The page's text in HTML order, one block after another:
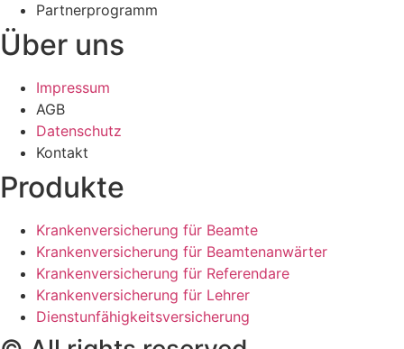
Partnerprogramm
Über uns
Impressum
AGB
Datenschutz
Kontakt
Produkte
Krankenversicherung für Beamte
Krankenversicherung für Beamtenanwärter
Krankenversicherung für Referendare
Krankenversicherung für Lehrer
Dienstunfähigkeitsversicherung